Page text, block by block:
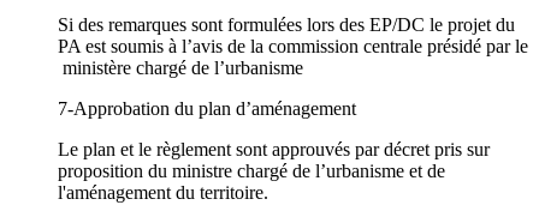
Si des remarques sont formulées lors des EP/DC le projet du
PA est soumis à l’avis de la commission centrale présidé par le
ministère chargé de l’urbanisme
7-Approbation du plan d’aménagement
Le plan et le règlement sont approuvés par décret pris sur
proposition du ministre chargé de l’urbanisme et de
l'aménagement du territoire.